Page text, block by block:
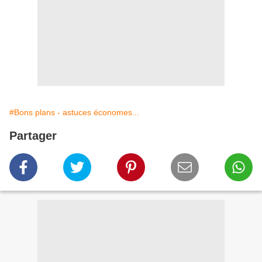
#Bons plans - astuces économes...
Partager